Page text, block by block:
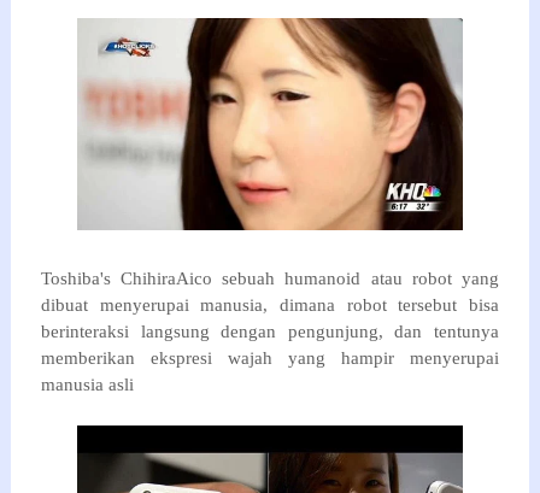
Toshiba's ChihiraAico sebuah humanoid atau robot yang
dibuat menyerupai manusia, dimana robot tersebut bisa
berinteraksi langsung dengan pengunjung, dan tentunya
memberikan ekspresi wajah yang hampir menyerupai
manusia asli